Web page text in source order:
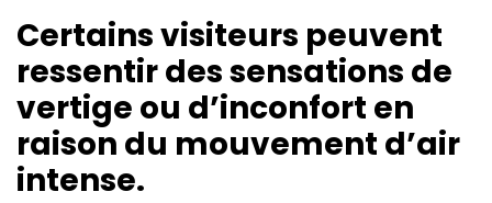
Certains visiteurs peuvent
ressentir des sensations de
vertige ou d’inconfort en
raison du mouvement d’air
intense.